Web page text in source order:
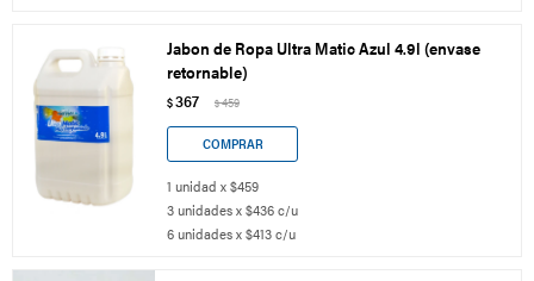
Jabon de Ropa Ultra Matic Azul 4.9l (envase
retornable)
$367 $459
1 unidad x $459
3 unidades x $436 c/u
6 unidades x $413 c/u